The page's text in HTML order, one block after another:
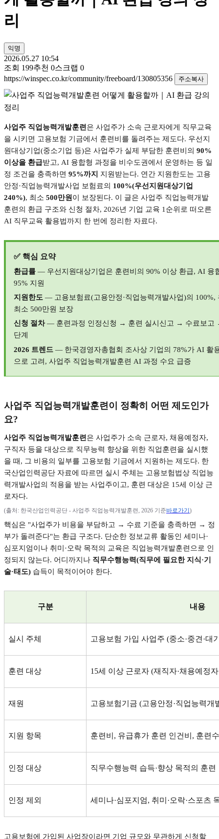
리
익명
2026.05.27 10:54
조회 199추천 0스크랩 0
https://winspec.co.kr/community/freeboard/130805356
주소복사
사업주 직업능력개발훈련 은 사업주가 소속 근로자에게 직무교육
을 시키면 고용보험 기금에서 훈련비를 돌려주는 제도다. 우선지
원대상기업(중소기업 등)은 사업주가 실제 부담한 훈련비의 90%
이상을 환급받고, AI 융합형 과정을 비수도권에서 운영하는 등 일
정 조건을 충족하면 95%까지 지원받는다. 연간 지원한도는 고용
안정·직업능력개발사업 보험료의 100%(우선지원대상기업
240%), 최소 500만원 이 보장된다. 이 글은 사업주 직업능력개발
훈련의 환급 구조와 신청 절차, 2026년 기업 교육 1 순위로 떠오른
AI 직무교육 활용법까지 한 번에 정리한 자료다.
✅ 핵심 요약
환급률 — 우선지원대상기업은 훈련비의 90% 이상 환급, AI 융
95% 지원
지원한도 — 고용보험료(고용안정·직업능력개발사업)의 100%,
최소 500만원 보장
신청 절차— 훈련과정 인정신청 → 훈련 실시신고 → 수료보고
단계
2026 트렌드 — 한국경영자총협회 조사상 기업의 78%가 AI 활
으로 고려 , 사업주 직업능력개발훈련 AI 과정 수요 급증
사업주 직업능력개발훈련이 정확히 어떤 제도인가
요?
사업주 직업능력개발훈련 은 사업주가 소속 근로자, 채용예정자,
구직자 등을 대상으로 직무능력 향상을 위한 직업훈련을 실시했
을 때 , 그 비용의 일부를 고용보험 기금에서 지원하는 제도다. 한
국산업인력공단 자료에 따르면 실시 주체는 고용보험법상 직업능
력개발사업의 적용을 받는 사업주이고, 훈련 대상은 15세 이상 근
로자다.
(출처 : 한국산업인력공단 - 사업주 직업능력개발훈련, 2026 기준바로가기 )
핵심은 "사업주가 비용을 부담하고 → 수료 기준을 충족하면 → 정
부가 돌려준다"는 환급 구조다. 단순한 정보교류 활동인 세미나·
심포지엄이나 취미 ·오락 목적의 교육은 직업능력개발훈련으로 인
정되지 않는다. 어디까지나 직무수행능력(직무에 필요한 지식·기
술·태도) 습득이 목적이어야 한다.
구분 내용
실시 주체 고용보험 가입 사업주 (중소·중견·대
훈련 대상 15세 이상 근로자 (재직자·채용예정자
재원 고용보험기금 (고용안정·직업능력개
지원 항목 훈련비 , 유급휴가 훈련 인건비 , 훈련
인정 대상 직무수행능력 습득·향상 목적의 훈련
인정 제외 세미나·심포지엄, 취미 ·오락·스포츠
고용보험에 가입된 사업장이라면 기업 규모와 무관하게 신청할